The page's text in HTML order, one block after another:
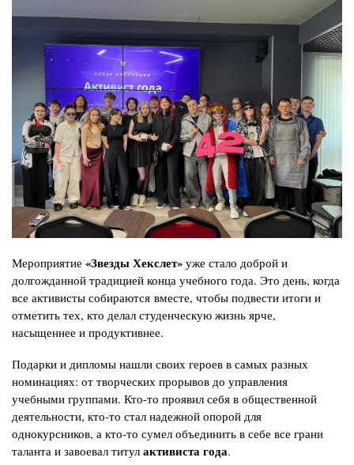
Мероприятие «Звезды Хекслет» уже стало доброй и
долгожданной традицией конца учебного года. Это день, когда
все активисты собираются вместе, чтобы подвести итоги и
отметить тех, кто делал студенческую жизнь ярче,
насыщеннее и продуктивнее.
Подарки и дипломы нашли своих героев в самых разных
номинациях: от творческих прорывов до управления
учебными группами. Кто-то проявил себя в общественной
деятельности, кто-то стал надежной опорой для
однокурсников, а кто-то сумел объединить в себе все грани
таланта и завоевал титул активиста года.